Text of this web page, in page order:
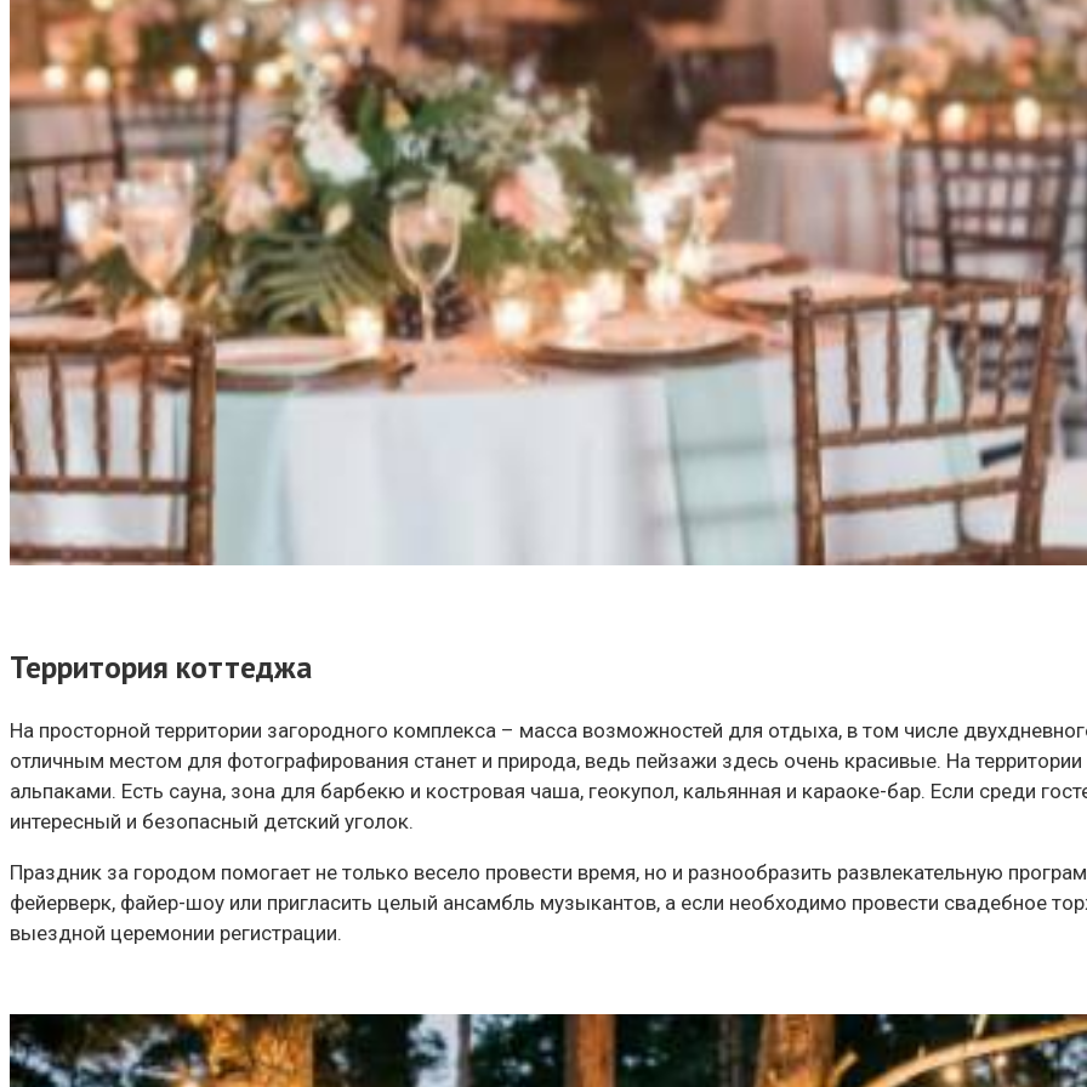
Территория коттеджа
На просторной территории загородного комплекса – масса возможностей для отдыха, в том числе
отличным местом для фотографирования станет и природа, ведь пейзажи здесь очень красивые. На
альпаками. Есть сауна, зона для барбекю и костровая чаша, геокупол, кальянная и караоке-бар. Если среди
интересный и безопасный детский уголок.
Праздник за городом помогает не только весело провести время, но и разнообразить развлекательную
фейерверк, файер-шоу или пригласить целый ансамбль музыкантов, а если необходимо провести свадебное
выездной церемонии регистрации.